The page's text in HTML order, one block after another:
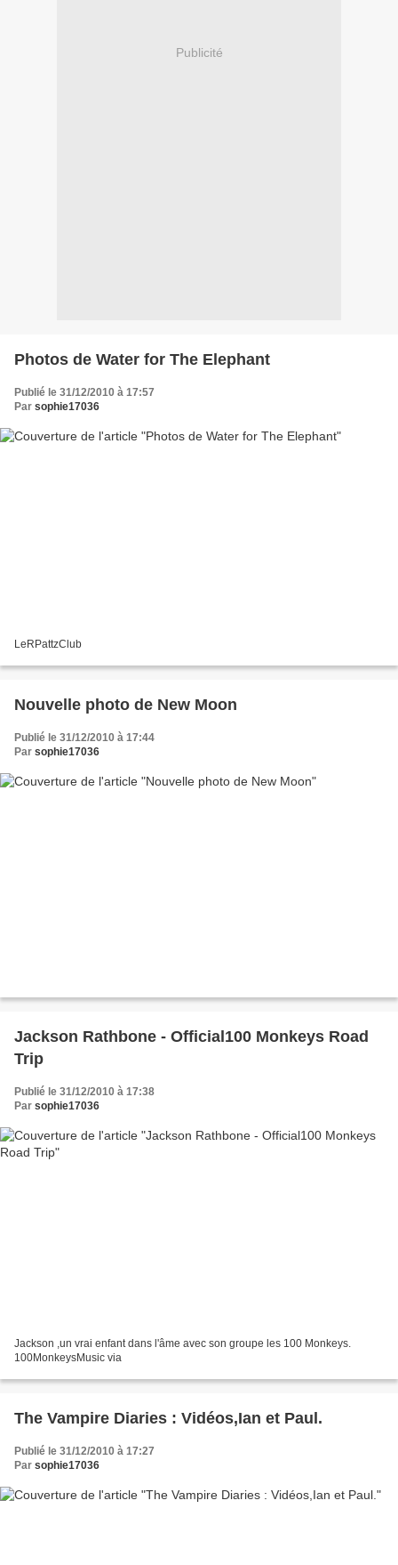
Publicité
Photos de Water for The Elephant
Publié le 31/12/2010 à 17:57
Par sophie17036
LeRPattzClub
Nouvelle photo de New Moon
Publié le 31/12/2010 à 17:44
Par sophie17036
Jackson Rathbone - Official100 Monkeys Road
Trip
Publié le 31/12/2010 à 17:38
Par sophie17036
Jackson ,un vrai enfant dans l'âme avec son groupe les 100 Monkeys.
100MonkeysMusic via
The Vampire Diaries : Vidéos,Ian et Paul.
Publié le 31/12/2010 à 17:27
Par sophie17036